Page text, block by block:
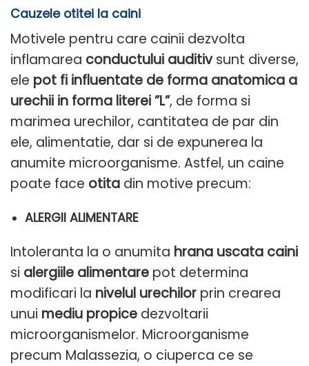
Cauzele otitei la caini
Motivele pentru care cainii dezvolta
inflamarea conductului auditivsunt diverse,
ele pot fi influentate de forma anatomica a
urechii in forma literei ”L”, de forma si
marimea urechilor, cantitatea de par din
ele, alimentatie, dar si de expunerea la
anumite microorganisme. Astfel, un caine
poate face otita din motive precum:
ALERGII ALIMENTARE
Intoleranta la o anumita hrana uscata caini
si alergiile alimentare pot determina
modificari la nivelul urechilor prin crearea
unui mediu propice dezvoltarii
microorganismelor. Microorganisme
precum Malassezia, o ciuperca ce se